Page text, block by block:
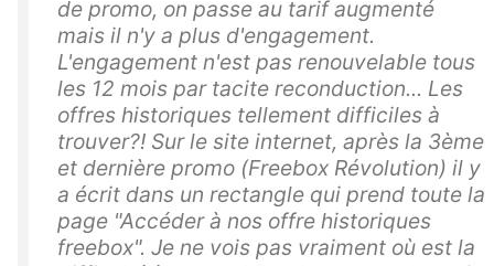
de promo, on passe au tarif augmenté
mais il n'y a plus d'engagement.
L'engagement n'est pas renouvelable tous
les 12 mois par tacite reconduction... Les
offres historiques tellement difficiles à
trouver?! Sur le site internet, après la 3ème
et dernière promo (Freebox Révolution) il y
a écrit dans un rectangle qui prend toute la
page "Accéder à nos offre historiques
freebox". Je ne vois pas vraiment où est la